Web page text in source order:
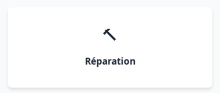
🔨
Réparation